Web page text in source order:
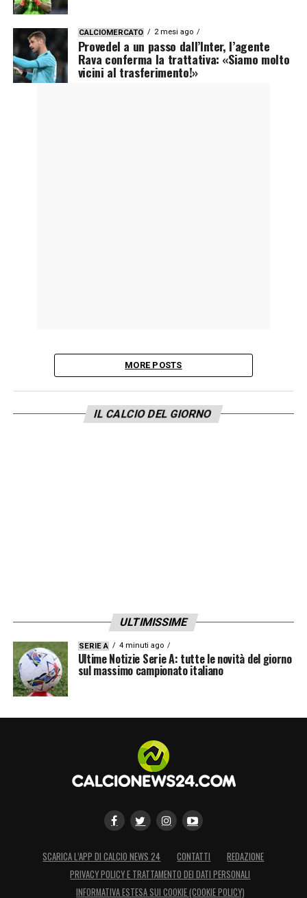
CALCIOMERCATO 2 mesi ago
Provedel a un passo dall’Inter, l’agente
Rava conferma la trattativa: «Siamo molto
vicini al trasferimento!»
MORE POSTS
IL CALCIO DEL GIORNO
ULTIMISSIME
SERIE A 4 minuti ago
Ultime Notizie Serie A: tutte le novità del giorno
sul massimo campionato italiano
SCARICA L’APP DI CALCIO NEWS 24 CONTATTI
REDAZIONE
PRIVACY POLICY E TRATTAMENTO DEI DATI PERSONALI
INFORMATIVA ESTESA SUI COOKIE (COOKIE POLICY)